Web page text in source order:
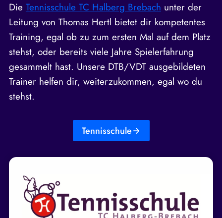
Die Tennisschule TC Halberg Brebachunter der
Leitung von Thomas Hertl bietet dir kompetentes
Training, egal ob zu zum ersten Mal auf dem Platz
stehst, oder bereits viele Jahre Spielerfahrung
gesammelt hast. Unsere DTB/VDT ausgebildeten
Trainer helfen dir, weiterzukommen, egal wo du
stehst.
Tennisschule